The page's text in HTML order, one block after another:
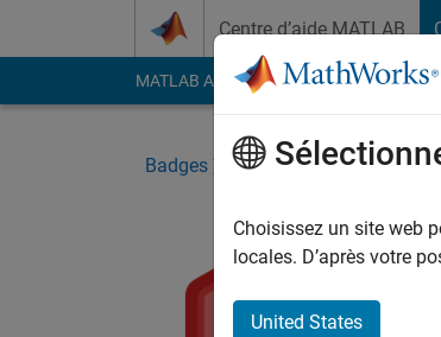
Centre d’aide MATLAB
MATLAB Answers File Exchange
Badges File Exchange Personal
Choisissez un site web
locales. D’après votre
United States